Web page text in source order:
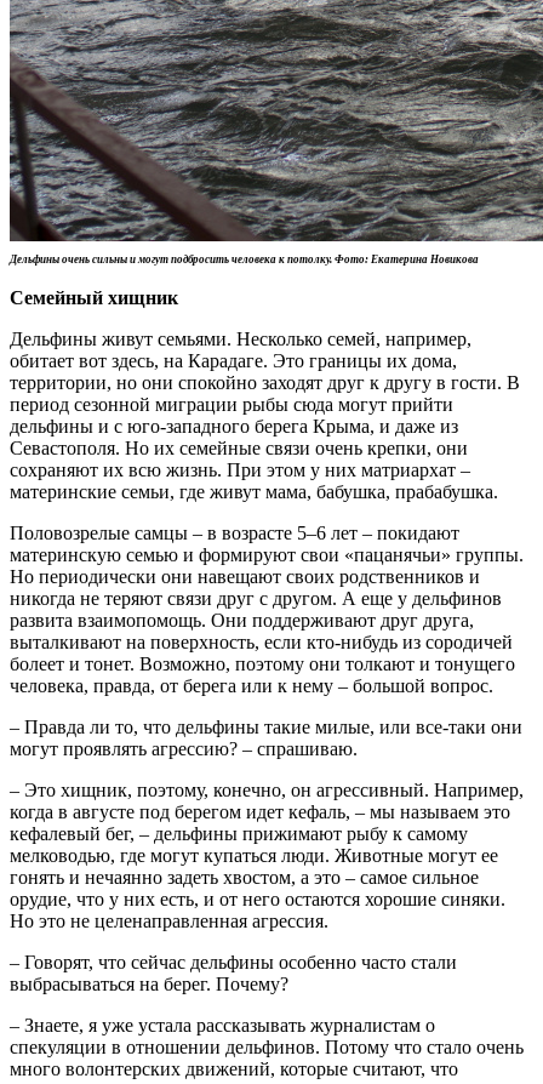
Дельфины очень сильны и могут подбросить человека к потолку. Фото: Екатерина Новикова
Семейный хищник
Дельфины живут семьями. Несколько семей, например,
обитает вот здесь, на Карадаге. Это границы их дома,
территории, но они спокойно заходят друг к другу в гости. В
период сезонной миграции рыбы сюда могут прийти
дельфины и с юго-западного берега Крыма, и даже из
Севастополя. Но их семейные связи очень крепки, они
сохраняют их всю жизнь. При этом у них матриархат –
материнские семьи, где живут мама, бабушка, прабабушка.
Половозрелые самцы – в возрасте 5–6 лет – покидают
материнскую семью и формируют свои «пацанячьи» группы.
Но периодически они навещают своих родственников и
никогда не теряют связи друг с другом. А еще у дельфинов
развита взаимопомощь. Они поддерживают друг друга,
выталкивают на поверхность, если кто-нибудь из сородичей
болеет и тонет. Возможно, поэтому они толкают и тонущего
человека, правда, от берега или к нему – большой вопрос.
– Правда ли то, что дельфины такие милые, или все-таки они
могут проявлять агрессию? – спрашиваю.
– Это хищник, поэтому, конечно, он агрессивный. Например,
когда в августе под берегом идет кефаль, – мы называем это
кефалевый бег, – дельфины прижимают рыбу к самому
мелководью, где могут купаться люди. Животные могут ее
гонять и нечаянно задеть хвостом, а это – самое сильное
орудие, что у них есть, и от него остаются хорошие синяки.
Но это не целенаправленная агрессия.
– Говорят, что сейчас дельфины особенно часто стали
выбрасываться на берег. Почему?
– Знаете, я уже устала рассказывать журналистам о
спекуляции в отношении дельфинов. Потому что стало очень
много волонтерских движений, которые считают, что